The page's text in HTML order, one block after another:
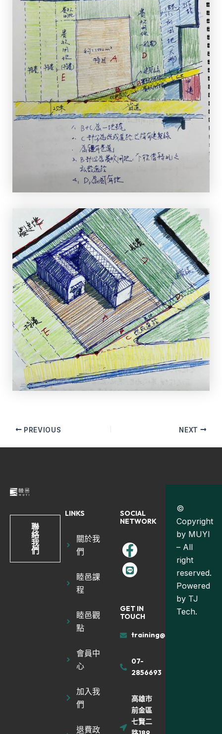
PREVIOUS NEXT
聯
絡
我
們
LINKS
關於我
們
睦邑課
程
睦邑觀
點
會員中
心
加入我
們
退費政
SOCIAL
NETWORK
GET IN
TOUCH
training@muyiland.com
07-
2856693
高雄市
前金區
七賢二
©
Copyright
by MUYI
– All
right
reserved.
Powered
by TJ
Tech.